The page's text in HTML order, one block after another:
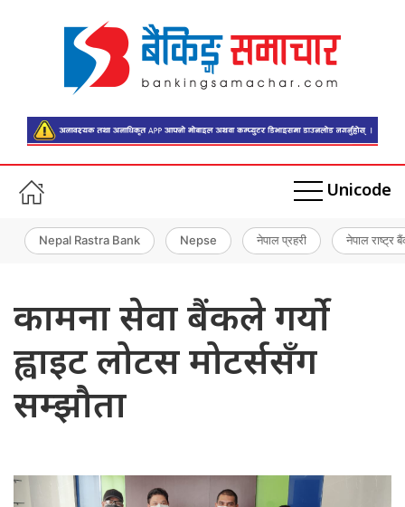
Unicode
Nepal Rastra Bank Nepse नेपाल प्रहरी नेपाल राष्ट्र
कामना सेवा बैंकले गर्यो
ह्वाइट लोटस मोटर्ससँग
सम्झौता